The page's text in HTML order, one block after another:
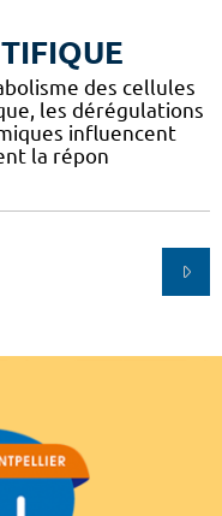
des cellules
les dérégulations
influencent
la répon